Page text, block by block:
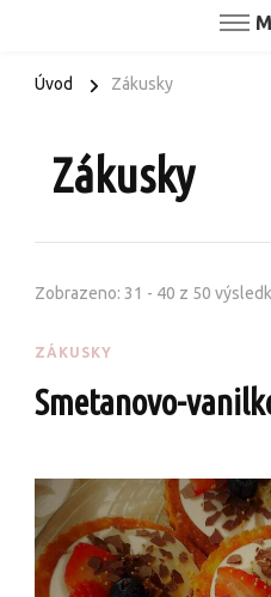
Úvod Zákusky
Zákusky
Zobrazeno: 31 - 40 z 50
ZÁKUSKY
Smetanovo-